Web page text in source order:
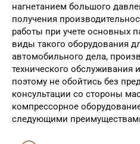
нагнетанием большого
получения
работы при учете основных
виды такого оборудования
автомобильного дела,
технического обслуживания
поэтому не обойтись без
консультации со стороны
компрессорное
следующими